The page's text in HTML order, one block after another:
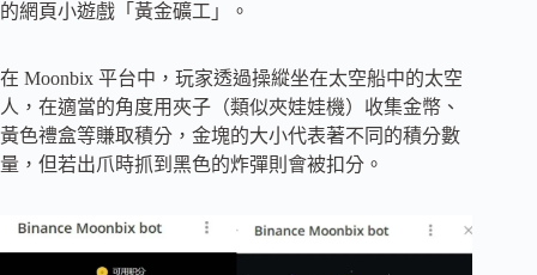
的網頁小遊戲「黃金礦工」。
在 Moonbix 平台中，玩家透過操縱坐在太空船中的太空
人，在適當的角度用夾子（類似夾娃娃機）收集金幣、
黃色禮盒等賺取積分，金塊的大小代表著不同的積分數
量，但若出爪時抓到黑色的炸彈則會被扣分。